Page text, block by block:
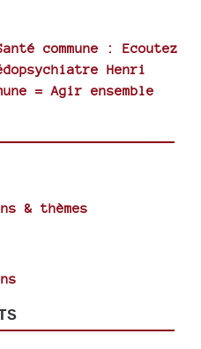
commune : Ecoutez
Henri
= Agir ensemble
& thèmes